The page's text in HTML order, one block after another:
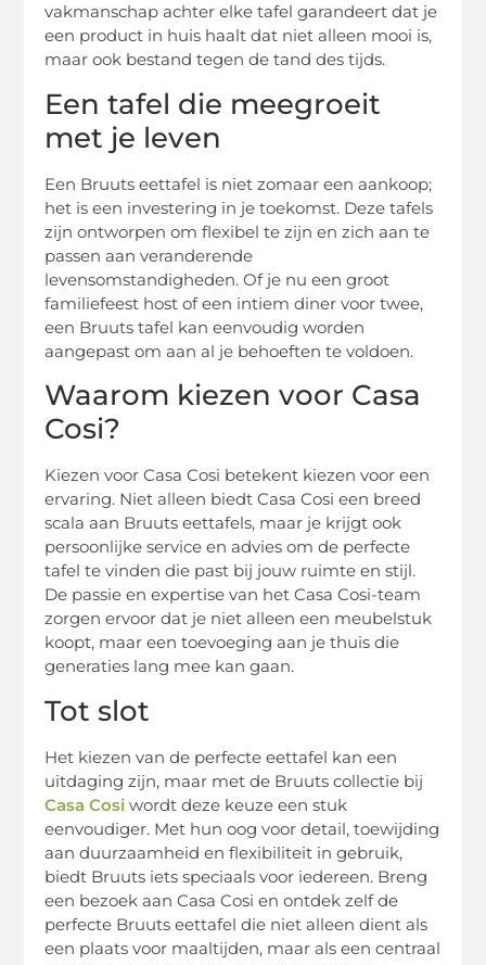
vakmanschap achter elke tafel garandeert dat je
een product in huis haalt dat niet alleen mooi is,
maar ook bestand tegen de tand des tijds.
Een tafel die meegroeit
met je leven
Een Bruuts eettafel is niet zomaar een aankoop;
het is een investering in je toekomst. Deze tafels
zijn ontworpen om flexibel te zijn en zich aan te
passen aan veranderende
levensomstandigheden. Of je nu een groot
familiefeest host of een intiem diner voor twee,
een Bruuts tafel kan eenvoudig worden
aangepast om aan al je behoeften te voldoen.
Waarom kiezen voor Casa
Cosi?
Kiezen voor Casa Cosi betekent kiezen voor een
ervaring. Niet alleen biedt Casa Cosi een breed
scala aan Bruuts eettafels, maar je krijgt ook
persoonlijke service en advies om de perfecte
tafel te vinden die past bij jouw ruimte en stijl.
De passie en expertise van het Casa Cosi-team
zorgen ervoor dat je niet alleen een meubelstuk
koopt, maar een toevoeging aan je thuis die
generaties lang mee kan gaan.
Tot slot
Het kiezen van de perfecte eettafel kan een
uitdaging zijn, maar met de Bruuts collectie bij
Casa Cosi wordt deze keuze een stuk
eenvoudiger. Met hun oog voor detail, toewijding
aan duurzaamheid en flexibiliteit in gebruik,
biedt Bruuts iets speciaals voor iedereen. Breng
een bezoek aan Casa Cosi en ontdek zelf de
perfecte Bruuts eettafel die niet alleen dient als
een plaats voor maaltijden, maar als een centraal